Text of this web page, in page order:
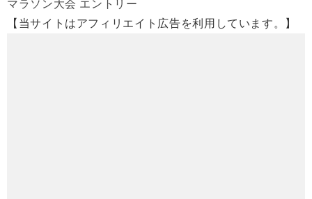
マラソン大会 エントリー
【当サイトはアフィリエイト広告を利用しています。】